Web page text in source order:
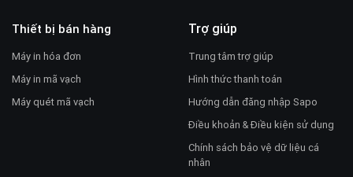
Thiết bị bán hàng
Máy in hóa đơn
Máy in mã vạch
Máy quét mã vạch
Trợ giúp
Trung tâm trợ giúp
Hình thức thanh toán
Hướng dẫn đăng nhập Sapo
Điều khoản & Điều kiện sử dụng
Chính sách bảo vệ dữ liệu cá
nhân